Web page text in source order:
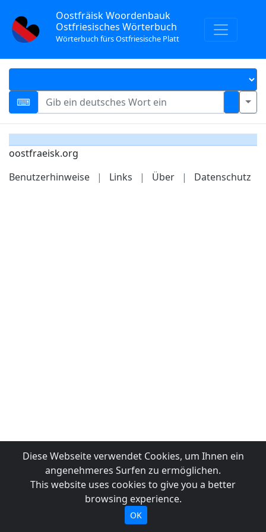
Oostfräisk Woordenbauk
Ostfriesisches Wörterbuch
Wörterbuch fürs Ostfriesische Platt
oostfraeisk.org
Benutzerhinweise
| Links | Über | Datenschutz
Diese Webseite verwendet Cookies, um Ihnen ein
angenehmeres Surfen zu ermöglichen.
This website uses cookies to give you a better
browsing experience.
OK